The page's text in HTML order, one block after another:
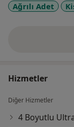
Ağrılı Adet
Hizmetler
Diğer Hizmetler
4 Boyutlu